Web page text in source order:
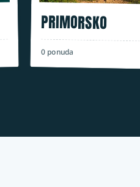
PRIMORSKO
0ponuda